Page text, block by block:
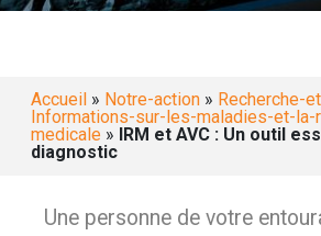
Accueil » Notre-action » Recherche-
Informations-sur-les-maladies-et-la-
medicale » IRM et AVC : Un outil
diagnostic
Une personne de votre